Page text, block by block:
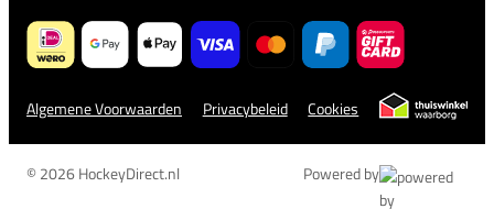
Algemene Voorwaarden Privacybeleid Cookies
© 2026 HockeyDirect.nl Powered by